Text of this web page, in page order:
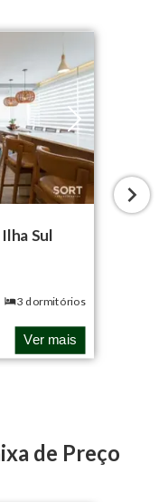
Sul
3 dormitórios
Ver mais
de Preço